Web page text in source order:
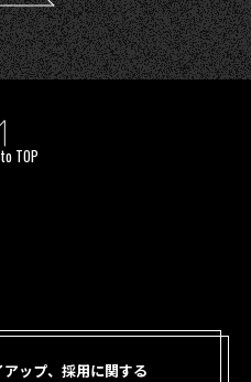
TOP
ップ、採用に関する